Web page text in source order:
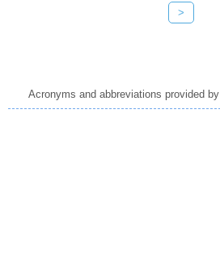
>
Acronyms and abbreviations provided by